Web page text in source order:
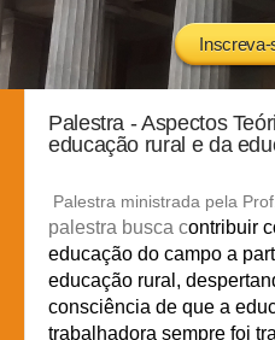
Inscreva-
Palestra - Aspectos
educação rural e da
Palestra ministrada pela
palestra busca contribuir
educação do campo a
educação rural,
consciência de que a
trabalhadora sempre foi